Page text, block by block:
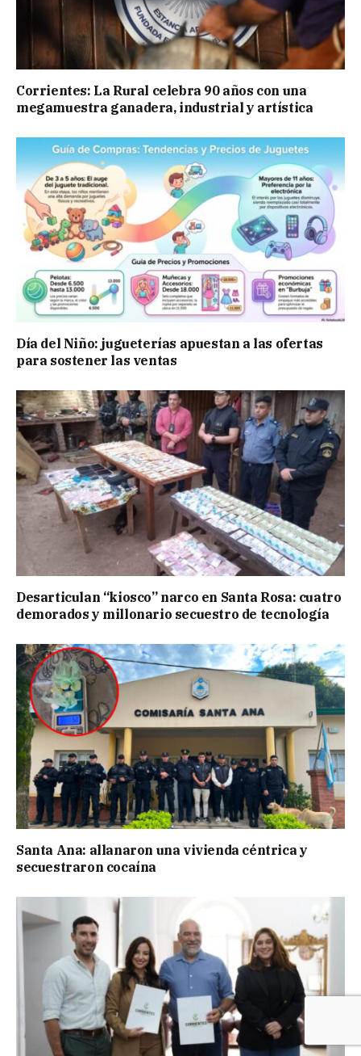
Corrientes: La Rural celebra 90 años con una
megamuestra ganadera, industrial y artística
Día del Niño: jugueterías apuestan a las ofertas
para sostener las ventas
Desarticulan “kiosco” narco en Santa Rosa: cuatro
demorados y millonario secuestro de tecnología
Santa Ana: allanaron una vivienda céntrica y
secuestraron cocaína